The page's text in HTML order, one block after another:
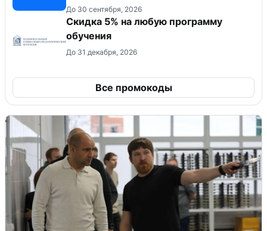
До 30 сентября, 2026
Скидка 5% на любую программу
обучения
До 31 декабря, 2026
Все промокоды